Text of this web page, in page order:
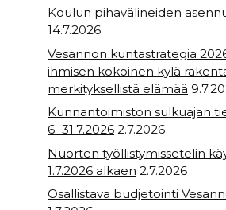
Koulun pihavälineiden
14.7.2026
Vesannon kuntastrategia
ihmisen kokoinen kylä
merkityksellistä elämää
Kunnantoimiston sulkuajan
6.-31.7.2026 2.7.2026
Nuorten työllistymissetelin
1.7.2026 alkaen 2.7.2026
Osallistava budjetointi